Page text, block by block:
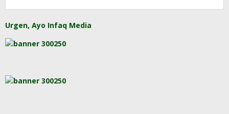
Urgen, Ayo Infaq Media